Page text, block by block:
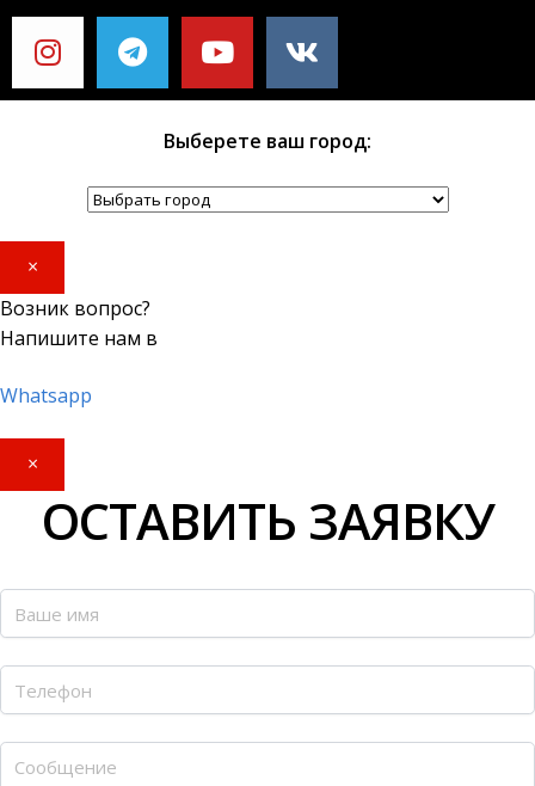
Выберете ваш город:
×
Возник вопрос?
Напишите нам в
Whatsapp
×
ОСТАВИТЬ ЗАЯВКУ